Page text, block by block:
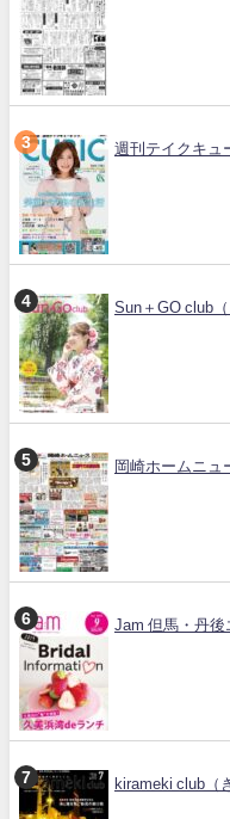
週刊テイクキュ
Sun＋GO club（
岡崎ホームニュ
Jam 但馬・丹後
kirameki club（